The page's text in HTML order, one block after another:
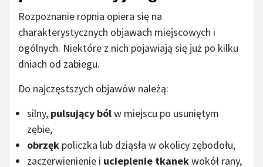
Rozpoznanie ropnia opiera się na
charakterystycznych objawach miejscowych i
ogólnych. Niektóre z nich pojawiają się już po kilku
dniach od zabiegu.
Do najczęstszych objawów należą:
silny, pulsujący bólw miejscu po usuniętym
zębie,
obrzęk policzka lub dziąsła w okolicy zębodołu,
zaczerwienienie i ucieplenie tkanekwokół rany,